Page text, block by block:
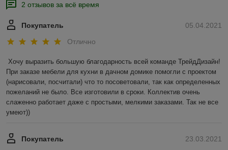
2 отзывов за всё время
05.04.2021
Покупатель
Отлично
Хочу выразить большую благодарность всей команде ТрейдДизайн!
При заказе мебели для кухни в дачном домике помогли с проектом
(нарисовали, посчитали) что то посоветовали, так как определенных
пожеланий не было. Все изготовили в сроки. Коллектив очень
слаженно работает даже с простыми, мелкими заказами. Так не все
умеют))
23.03.2021
Покупатель